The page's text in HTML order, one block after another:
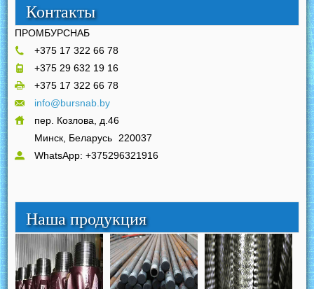
Контакты
ПРОМБУРСНАБ
+375 17 322 66 78
+375 29 632 19 16
+375 17 322 66 78
info@bursnab.by
пер. Козлова, д.46
Минск, Беларусь 220037
WhatsApp: +375296321916
Наша продукция